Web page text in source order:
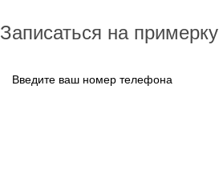
Записаться на примерку